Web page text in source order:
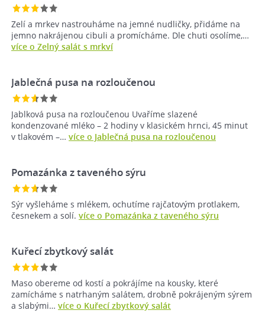
Zelí a mrkev nastrouháme na jemné nudličky, přidáme na
jemno nakrájenou cibuli a promícháme. Dle chuti osolíme,…
více o Zelný salát s mrkví
Jablečná pusa na rozloučenou
Jablková pusa na rozloučenou Uvaříme slazené
kondenzované mléko – 2 hodiny v klasickém hrnci, 45 minut
v tlakovém –… více o Jablečná pusa na rozloučenou
Pomazánka z taveného sýru
Sýr vyšleháme s mlékem, ochutíme rajčatovým protlakem,
česnekem a solí. více o Pomazánka z taveného sýru
Kuřecí zbytkový salát
Maso obereme od kostí a pokrájíme na kousky, které
zamícháme s natrhaným salátem, drobně pokrájeným sýrem
a slabými… více o Kuřecí zbytkový salát